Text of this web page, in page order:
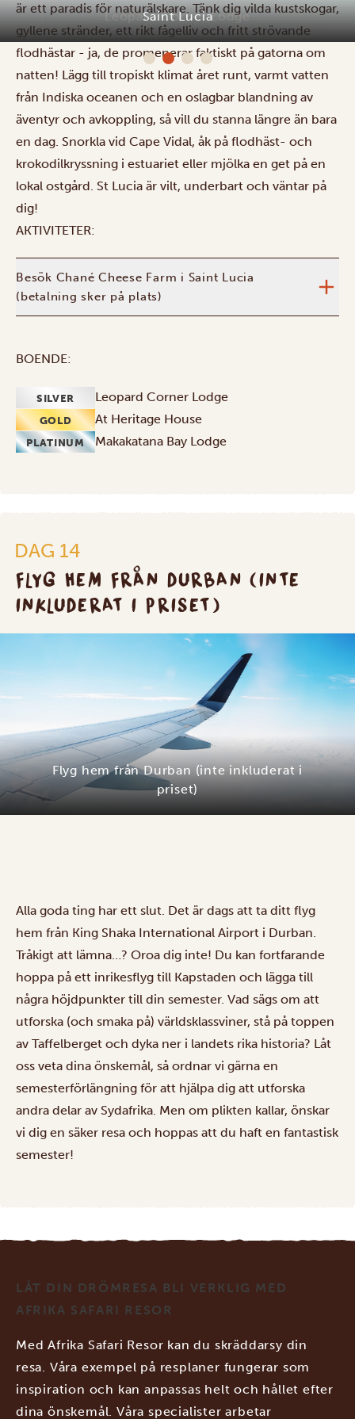
är ett paradis för naturälskare. Tänk dig vilda kustskogar,
gyllene stränder, ett rikt fågelliv och fritt strövande
flodhästar - ja, de promenerar faktiskt på gatorna om
natten! Lägg till tropiskt klimat året runt, varmt vatten
från Indiska oceanen och en oslagbar blandning av
äventyr och avkoppling, så vill du stanna längre än bara
en dag. Snorkla vid Cape Vidal, åk på flodhäst- och
krokodilkryssning i estuariet eller mjölka en get på en
lokal ostgård. St Lucia är vilt, underbart och väntar på
dig!
AKTIVITETER:
Besök Chané Cheese Farm i Saint Lucia
(betalning sker på plats)
BOENDE:
SILVER Leopard Corner Lodge
GOLD At Heritage House
PLATINUM Makakatana Bay Lodge
DAG 14
FLYG HEM FRÅN DURBAN (INTE
INKLUDERAT I PRISET)
Flyg hem från Durban (inte inkluderat i
priset)
Alla goda ting har ett slut. Det är dags att ta ditt flyg
hem från King Shaka International Airport i Durban.
Tråkigt att lämna…? Oroa dig inte! Du kan fortfarande
hoppa på ett inrikesflyg till Kapstaden och lägga till
några höjdpunkter till din semester. Vad sägs om att
utforska (och smaka på) världsklassviner, stå på toppen
av Taffelberget och dyka ner i landets rika historia? Låt
oss veta dina önskemål, så ordnar vi gärna en
semesterförlängning för att hjälpa dig att utforska
andra delar av Sydafrika. Men om plikten kallar, önskar
vi dig en säker resa och hoppas att du haft en fantastisk
semester!
LÅT DIN DRÖMRESA BLI VERKLIG MED
AFRIKA SAFARI RESOR
Med Afrika Safari Resor kan du skräddarsy din
resa. Våra exempel på resplaner fungerar som
inspiration och kan anpassas helt och hållet efter
dina önskemål. Våra specialister arbetar